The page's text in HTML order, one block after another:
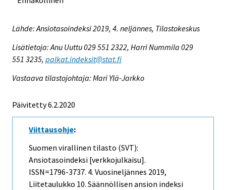
Lähde: Ansiotasoindeksi 2019, 4. neljännes, Tilastokeskus
Lisätietoja: Anu Uuttu 029 551 2322, Harri Nummila 029
551 3235, palkat.indeksit@stat.fi
Vastaava tilastojohtaja: Mari Ylä-Jarkko
Päivitetty 6.2.2020
Viittausohje:
Suomen virallinen tilasto (SVT):
Ansiotasoindeksi [verkkojulkaisu].
ISSN=1796-3737. 4. Vuosineljännes 2019,
Liitetaulukko 10. Säännöllisen ansion indeksi